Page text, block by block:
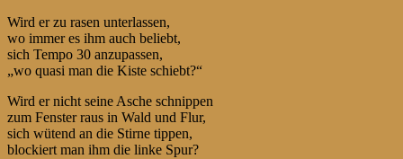
Wird er zu rasen unterlassen,
wo immer es ihm auch beliebt,
sich Tempo 30 anzupassen,
„wo quasi man die Kiste schiebt?“
Wird er nicht seine Asche schnippen
zum Fenster raus in Wald und Flur,
sich wütend an die Stirne tippen,
blockiert man ihm die linke Spur?